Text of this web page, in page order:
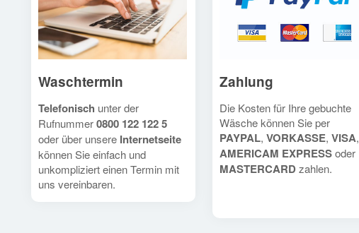
Waschtermin
Telefonisch unter der
Rufnummer0800 122 122 5
oder über unsere Internetseite
können Sie einfach und
unkompliziert einen Termin mit
uns vereinbaren.
Zahlung
Die Kosten für Ihre gebuchte
Wäsche können Sie per
PAYPAL, VORKASSE, VISA,
AMERICAM EXPRESSoder
MASTERCARDzahlen.